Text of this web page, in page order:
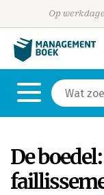
Op
De